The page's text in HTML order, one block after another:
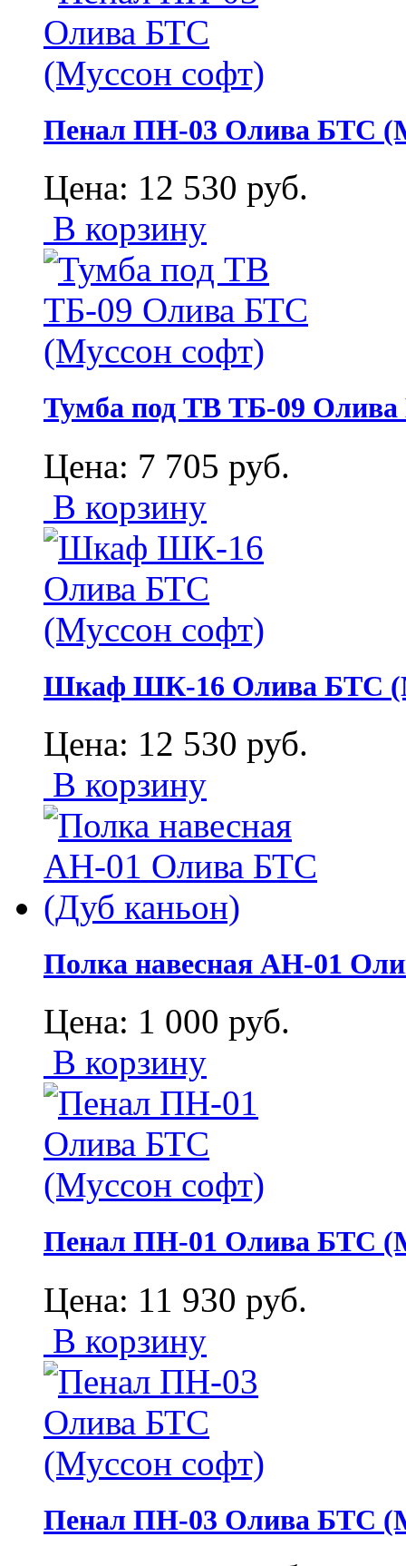
Пенал ПН-03 Олива БТС
Цена: 12 530 руб.
В корзину
Тумба под ТВ ТБ-09
Цена: 7 705 руб.
В корзину
Шкаф ШК-16 Олива БТС
Цена: 12 530 руб.
В корзину
Полка навесная АН-01
Цена: 1 000 руб.
В корзину
Пенал ПН-01 Олива БТС
Цена: 11 930 руб.
В корзину
Пенал ПН-03 Олива БТС